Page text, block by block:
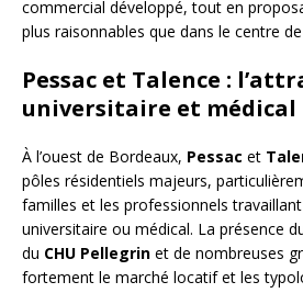
commercial développé, tout en
plus raisonnables que dans le centre
Pessac et Talence :
universitaire et médical
À l’ouest de Bordeaux, Pessac et
pôles résidentiels majeurs,
familles et les professionnels
universitaire ou médical. La présence
du CHU Pellegrin et de nombreuses
fortement le marché locatif et les